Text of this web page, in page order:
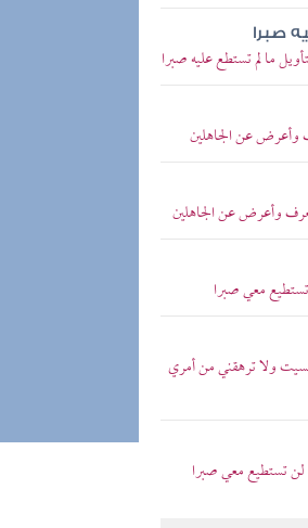
صبرا
ما لم تستطع عليه صبرا
وأعرض عن الجاهلين
وأعرض عن الجاهلين
معي صبرا
ولا ترهقني من أمري
تستطيع معي صبرا